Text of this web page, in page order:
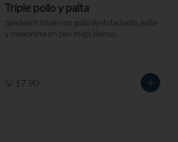
Triple pollo y palta
Sándwich triple con pollo deshilachado, palta
y mayonesa en pan miga blanco.
S/ 17.90